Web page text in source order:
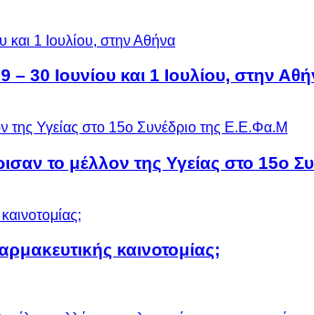
30 Ιουνίου και 1 Ιουλίου, στην
το μέλλον της Υγείας στο 15ο
καινοτομίας;